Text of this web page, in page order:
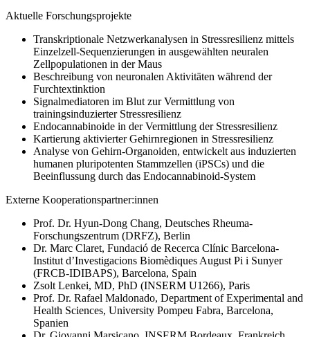
Aktuelle Forschungsprojekte
Transkriptionale Netzwerkanalysen in Stressresilienz mittels
Einzelzell-Sequenzierungen in ausgewählten neuralen
Zellpopulationen in der Maus
Beschreibung von neuronalen Aktivitäten während der
Furchtextinktion
Signalmediatoren im Blut zur Vermittlung von
trainingsinduzierter Stressresilienz
Endocannabinoide in der Vermittlung der Stressresilienz
Kartierung aktivierter Gehirnregionen in Stressresilienz
Analyse von Gehirn-Organoiden, entwickelt aus induzierten
humanen pluripotenten Stammzellen (iPSCs) und die
Beeinflussung durch das Endocannabinoid-System
Externe Kooperationspartner:innen
Prof. Dr. Hyun-Dong Chang, Deutsches Rheuma-
Forschungszentrum (DRFZ), Berlin
Dr. Marc Claret, Fundació de Recerca Clínic Barcelona-
Institut d’Investigacions Biomèdiques August Pi i Sunyer
(FRCB-IDIBAPS), Barcelona, Spain
Zsolt Lenkei, MD, PhD (INSERM U1266), Paris
Prof. Dr. Rafael Maldonado, Department of Experimental and
Health Sciences, University Pompeu Fabra, Barcelona,
Spanien